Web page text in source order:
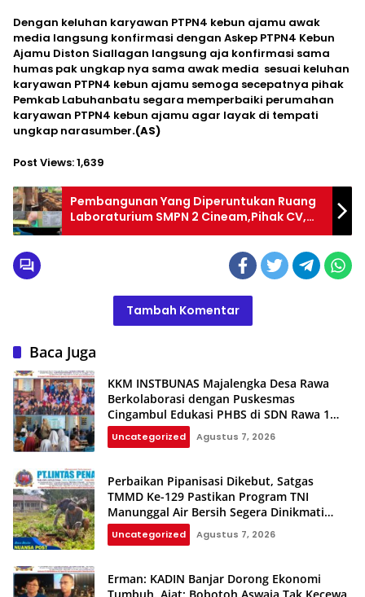
Dengan keluhan karyawan PTPN4 kebun ajamu awak
media langsung konfirmasi dengan Askep PTPN4 Kebun
Ajamu Diston Siallagan langsung aja konfirmasi sama
humas pak ungkap nya sama awak media sesuai keluhan
karyawan PTPN4 kebun ajamu semoga secepatnya pihak
Pemkab Labuhanbatu segara memperbaiki perumahan
karyawan PTPN4 kebun ajamu agar layak di tempati
ungkap narasumber.(AS)
Post Views:1,639
Pembangunan Yang Diperuntukan Ruang
Laboraturium SMPN 2 Cineam,Pihak CV,
Diduga Main Curang
Tambah Komentar
Baca Juga
KKM INSTBUNAS Majalengka Desa Rawa
Berkolaborasi dengan Puskesmas
Cingambul Edukasi PHBS di SDN Rawa 1
dan SDN Rawa 3
Uncategorized Agustus 7, 2026
Perbaikan Pipanisasi Dikebut, Satgas
TMMD Ke-129 Pastikan Program TNI
Manunggal Air Bersih Segera Dinikmati
Warga Kampung Sesor
Uncategorized Agustus 7, 2026
Erman: KADIN Banjar Dorong Ekonomi